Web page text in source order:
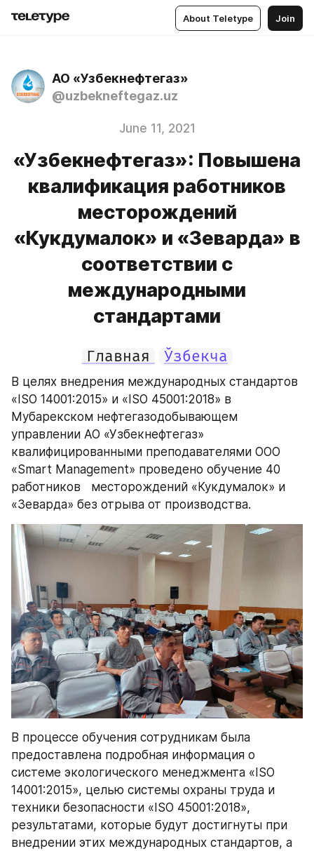
About Teletype Join
АО «Узбекнефтегаз»
@uzbekneftegaz.uz
June 11, 2021
«Узбекнефтегаз»: Повышена
квалификация работников
месторождений
«Кукдумалок» и «Зеварда» в
соответствии с
международными
стандартами
Главная Ўзбекча
В целях внедрения международных стандартов
«ISO 14001:2015» и «ISO 45001:2018» в
Мубарекском нефтегазодобывающем
управлении АО «Узбекнефтегаз»
квалифицированными преподавателями ООО
«Smart Management» проведено обучение 40
работников   месторождений «Кукдумалок» и
«Зеварда» без отрыва от производства.
В процессе обучения сотрудникам была
предоставлена подробная информация о
системе экологического менеджмента «ISO
14001:2015», целью системы охраны труда и
техники безопасности «ISO 45001:2018»,
результатами, которые будут достигнуты при
внедрении этих международных стандартов, а